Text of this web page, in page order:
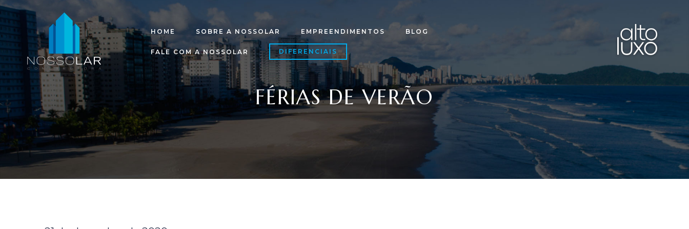
HOME SOBRE A NOSSOLAR EMPREENDIMENTOS BLOG
FALE COM A NOSSOLAR DIFERENCIAIS
FÉRIAS DE VERÃO